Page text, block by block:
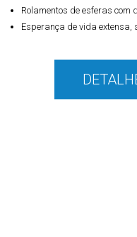
Rolamentos de esferas com
Esperança de vida extensa,